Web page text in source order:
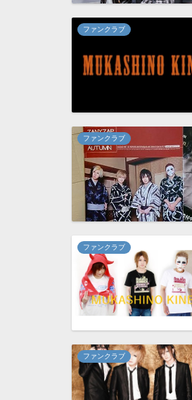
ファンクラブ
ファンクラブ
ファンクラブ
ファンクラブ